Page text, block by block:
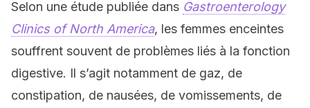
Selon une étude publiée dans Gastroenterology
Clinics of North America, les femmes enceintes
souffrent souvent de problèmes liés à la fonction
digestive. Il s’agit notamment de gaz, de
constipation, de nausées, de vomissements, de